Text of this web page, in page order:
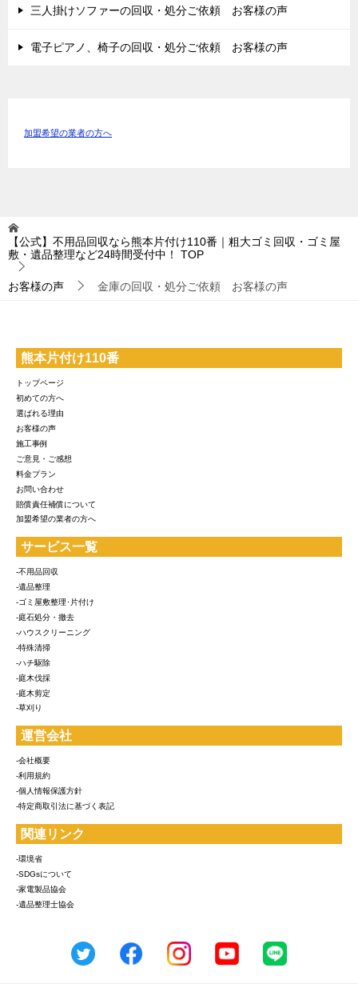
三人掛けソファーの回収・処分ご依頼 お客様の声
電子ピアノ、椅子の回収・処分ご依頼 お客様の声
加盟希望の業者の方へ
【公式】不用品回収なら熊本片付け110番｜粗大ゴミ回収・ゴミ屋
敷・遺品整理など24時間受付中！
TOP
お客様の声 金庫の回収・処分ご依頼 お客様の声
熊本片付け110番
トップページ
初めての方へ
選ばれる理由
お客様の声
施工事例
ご意見・ご感想
料金プラン
お問い合わせ
賠償責任補償について
加盟希望の業者の方へ
サービス一覧
-不用品回収
-遺品整理
-ゴミ屋敷整理･片付け
-庭石処分・撤去
-ハウスクリーニング
-特殊清掃
-ハチ駆除
-庭木伐採
-庭木剪定
-草刈り
運営会社
-会社概要
-利用規約
-個人情報保護方針
-特定商取引法に基づく表記
関連リンク
-環境省
-SDGsについて
-家電製品協会
-遺品整理士協会